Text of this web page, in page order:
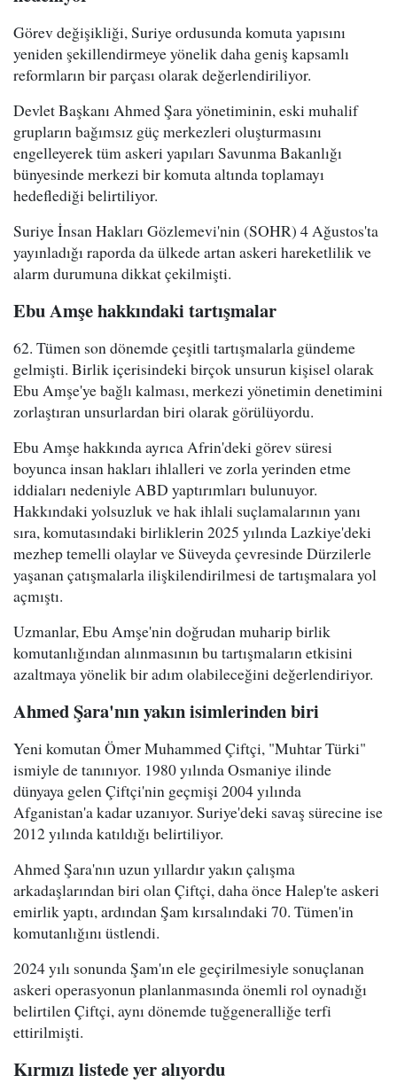
Görev değişikliği, Suriye ordusunda komuta yapısını
yeniden şekillendirmeye yönelik daha geniş kapsamlı
reformların bir parçası olarak değerlendiriliyor.
Devlet Başkanı Ahmed Şara yönetiminin, eski muhalif
grupların bağımsız güç merkezleri oluşturmasını
engelleyerek tüm askeri yapıları Savunma Bakanlığı
bünyesinde merkezi bir komuta altında toplamayı
hedeflediği belirtiliyor.
Suriye İnsan Hakları Gözlemevi'nin (SOHR) 4 Ağustos'ta
yayınladığı raporda da ülkede artan askeri hareketlilik ve
alarm durumuna dikkat çekilmişti.
Ebu Amşe hakkındaki tartışmalar
62. Tümen son dönemde çeşitli tartışmalarla gündeme
gelmişti. Birlik içerisindeki birçok unsurun kişisel olarak
Ebu Amşe'ye bağlı kalması, merkezi yönetimin denetimini
zorlaştıran unsurlardan biri olarak görülüyordu.
Ebu Amşe hakkında ayrıca Afrin'deki görev süresi
boyunca insan hakları ihlalleri ve zorla yerinden etme
iddiaları nedeniyle ABD yaptırımları bulunuyor.
Hakkındaki yolsuzluk ve hak ihlali suçlamalarının yanı
sıra, komutasındaki birliklerin 2025 yılında Lazkiye'deki
mezhep temelli olaylar ve Süveyda çevresinde Dürzilerle
yaşanan çatışmalarla ilişkilendirilmesi de tartışmalara yol
açmıştı.
Uzmanlar, Ebu Amşe'nin doğrudan muharip birlik
komutanlığından alınmasının bu tartışmaların etkisini
azaltmaya yönelik bir adım olabileceğini değerlendiriyor.
Ahmed Şara'nın yakın isimlerinden biri
Yeni komutan Ömer Muhammed Çiftçi, "Muhtar Türki"
ismiyle de tanınıyor. 1980 yılında Osmaniye ilinde
dünyaya gelen Çiftçi'nin geçmişi 2004 yılında
Afganistan'a kadar uzanıyor. Suriye'deki savaş sürecine ise
2012 yılında katıldığı belirtiliyor.
Ahmed Şara'nın uzun yıllardır yakın çalışma
arkadaşlarından biri olan Çiftçi, daha önce Halep'te askeri
emirlik yaptı, ardından Şam kırsalındaki 70. Tümen'in
komutanlığını üstlendi.
2024 yılı sonunda Şam'ın ele geçirilmesiyle sonuçlanan
askeri operasyonun planlanmasında önemli rol oynadığı
belirtilen Çiftçi, aynı dönemde tuğgeneralliğe terfi
ettirilmişti.
Kırmızı listede yer alıyordu